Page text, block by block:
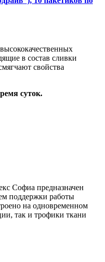
в состав сливки
свойства
суток.
Софиа предназначен
поддержки работы
на одновременном
так и трофики ткани